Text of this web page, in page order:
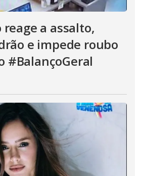
a assalto,
e impede roubo
#BalançoGeral